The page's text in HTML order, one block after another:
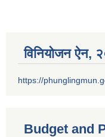
विनियोजन ऐन‚
https://
Budget and